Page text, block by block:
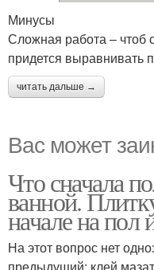
Минусы
Сложная работа – чтоб
придется выравнивать
читать дальше →
Вас может
Что сначала
ванной.
начале на пол
На этот вопрос нет
предыдущий: клей